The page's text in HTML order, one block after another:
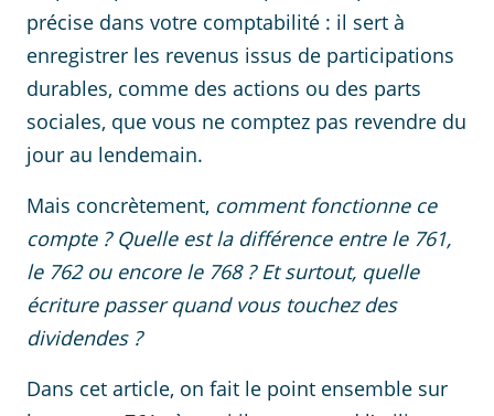
précise dans votre comptabilité : il sert à
enregistrer les revenus issus de participations
durables, comme des actions ou des parts
sociales, que vous ne comptez pas revendre du
jour au lendemain.
Mais concrètement, comment fonctionne ce
compte ? Quelle est la différence entre le 761,
le 762 ou encore le 768 ? Et surtout, quelle
écriture passer quand vous touchez des
dividendes ?
Dans cet article, on fait le point ensemble sur